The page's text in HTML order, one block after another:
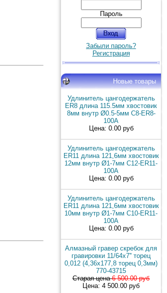
Пароль
Забыли пароль?
Регистрация
Новые товары
Удлинитель цангодержатель
ER8 длина 115.5мм хвостовик
8мм внутр Ø0.5-5мм C8-ER8-
100A
Цена: 0.00 руб
Удлинитель цангодержатель
ER11 длина 121,6мм хвостовик
12мм внутр Ø1-7мм C12-ER11-
100A
Цена: 0.00 руб
Удлинитель цангодержатель
ER11 длина 121,6мм хвостовик
10мм внутр Ø1-7мм C10-ER11-
100A
Цена: 0.00 руб
Алмазный гравер скребок для
гравировки 11/64x7'' торец
0,012 (4,36х177,8 торец 0,3мм)
770-43715
Старая цена6 500.00 руб
Цена: 4 500.00 руб